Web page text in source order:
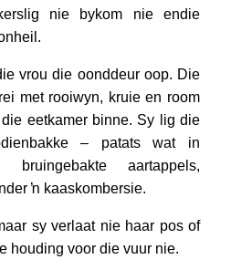
nie bykom nie endie
vrou die oonddeur oop. Die
met rooiwyn, kruie en room
eetkamer binne. Sy lig die
– patats wat in
bruingebakte aartappels,
ŉ kaaskombersie.
sy verlaat nie haar pos of
houding voor die vuur nie.